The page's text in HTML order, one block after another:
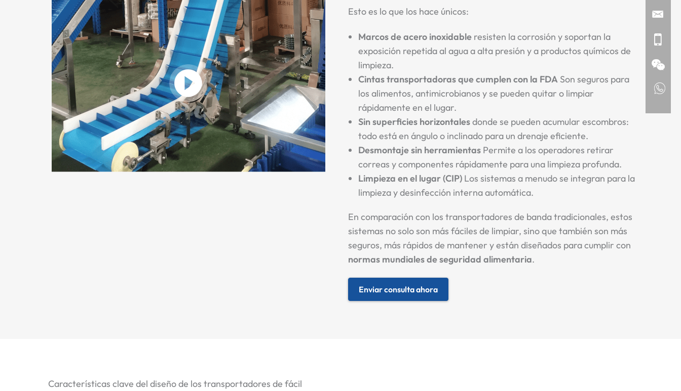
Esto es lo que los hace únicos:
Marcos de acero inoxidable resisten la corrosión y soportan la
exposición repetida al agua a alta presión y a productos químicos de
limpieza.
Cintas transportadoras que cumplen con la FDA Son seguros para
los alimentos, antimicrobianos y se pueden quitar o limpiar
rápidamente en el lugar.
Sin superficies horizontalesdonde se pueden acumular escombros:
todo está en ángulo o inclinado para un drenaje eficiente.
Desmontaje sin herramientas Permite a los operadores retirar
correas y componentes rápidamente para una limpieza profunda.
Limpieza en el lugar (CIP) Los sistemas a menudo se integran para la
limpieza y desinfección interna automática.
En comparación con los transportadores de banda tradicionales, estos
sistemas no solo son más fáciles de limpiar, sino que también son más
seguros, más rápidos de mantener y están diseñados para cumplir con
normas mundiales de seguridad alimentaria.
Enviar consulta ahora
Características clave del diseño de los transportadores de fácil